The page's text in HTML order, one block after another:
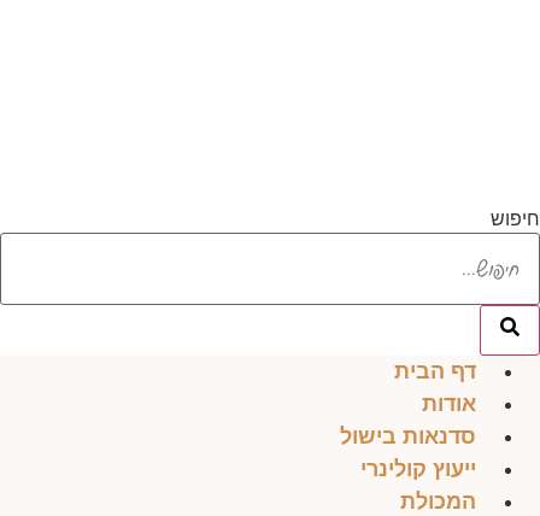
חיפוש
דף הבית
אודות
סדנאות בישול
ייעוץ קולינרי
המכולת